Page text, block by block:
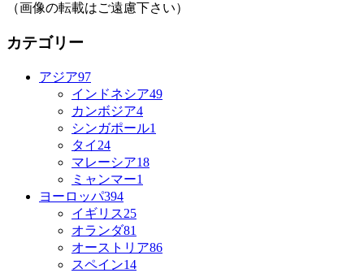
（画像の転載はご遠慮下さい）
カテゴリー
アジア97
インドネシア49
カンボジア4
シンガポール1
タイ 24
マレーシア18
ミャンマー1
ヨーロッパ394
イギリス25
オランダ81
オーストリア86
スペイン14